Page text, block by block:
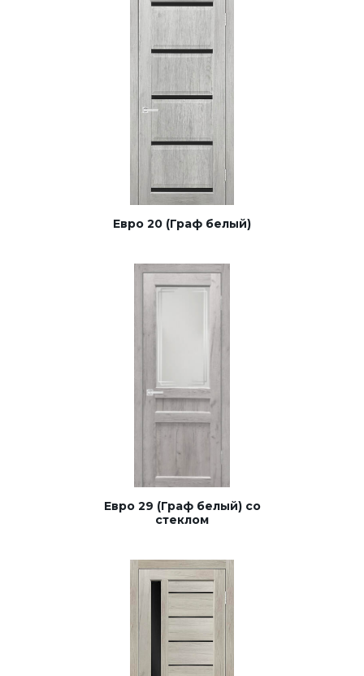
Евро 20 (Граф белый)
Евро 29 (Граф белый) со
стеклом